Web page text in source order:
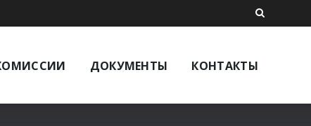
ДОКУМЕНТЫ КОНТАКТЫ